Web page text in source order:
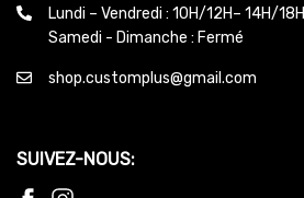
Lundi – Vendredi : 10H/12H– 14H/18H
Samedi - Dimanche : Fermé
shop.customplus@gmail.com
SUIVEZ-NOUS: